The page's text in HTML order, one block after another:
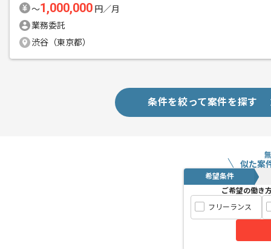
〜1,000,000 円／月
業務委託
渋谷（東京都）
条件を絞って案件を探す
似た案
希望条件
ご希望の働き
フリーランス